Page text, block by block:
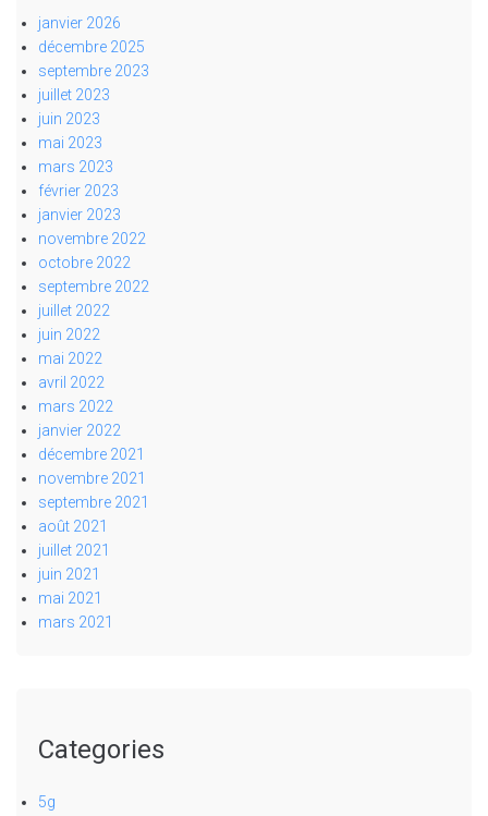
janvier 2026
décembre 2025
septembre 2023
juillet 2023
juin 2023
mai 2023
mars 2023
février 2023
janvier 2023
novembre 2022
octobre 2022
septembre 2022
juillet 2022
juin 2022
mai 2022
avril 2022
mars 2022
janvier 2022
décembre 2021
novembre 2021
septembre 2021
août 2021
juillet 2021
juin 2021
mai 2021
mars 2021
Categories
5g